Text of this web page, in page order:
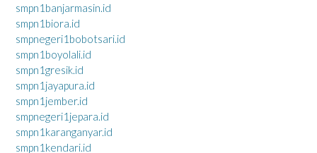
smpn1banjarmasin.id
smpn1biora.id
smpnegeri1bobotsari.id
smpn1boyolali.id
smpn1gresik.id
smpn1jayapura.id
smpn1jember.id
smpnegeri1jepara.id
smpn1karanganyar.id
smpn1kendari.id